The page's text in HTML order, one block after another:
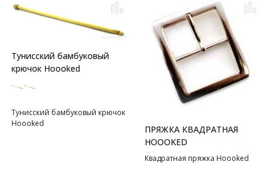
Тунисский бамбуковый
крючок Hoooked
Тунисский бамбуковый крючок
Hoooked
ПРЯЖКА КВАДРАТНАЯ
HOOOKED
Квадратная пряжка Hoooked